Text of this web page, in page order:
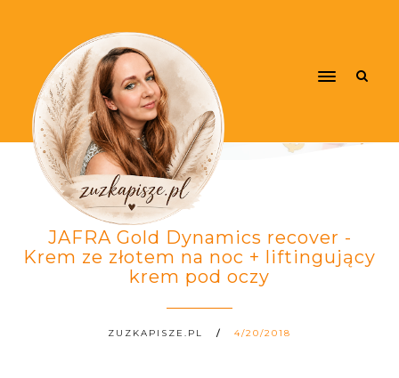
JAFRA Gold Dynamics recover -
Krem ze złotem na noc + liftingujący
krem pod oczy
ZUZKAPISZE.PL 4/20/2018